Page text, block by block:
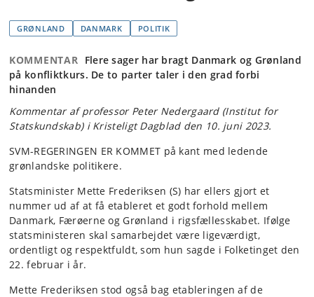
GRØNLAND DANMARK POLITIK
KOMMENTAR Flere sager har bragt Danmark og Grønland
på konfliktkurs. De to parter taler i den grad forbi
hinanden
Kommentar af professor Peter Nedergaard (Institut for
Statskundskab) i Kristeligt Dagblad den 10. juni 2023.
SVM-REGERINGEN ER KOMMET på kant med ledende
grønlandske politikere.
Statsminister Mette Frederiksen (S) har ellers gjort et
nummer ud af at få etableret et godt forhold mellem
Danmark, Færøerne og Grønland i rigsfællesskabet. Ifølge
statsministeren skal samarbejdet være ligeværdigt,
ordentligt og respektfuldt, som hun sagde i Folketinget den
22. februar i år.
Mette Frederiksen stod også bag etableringen af de